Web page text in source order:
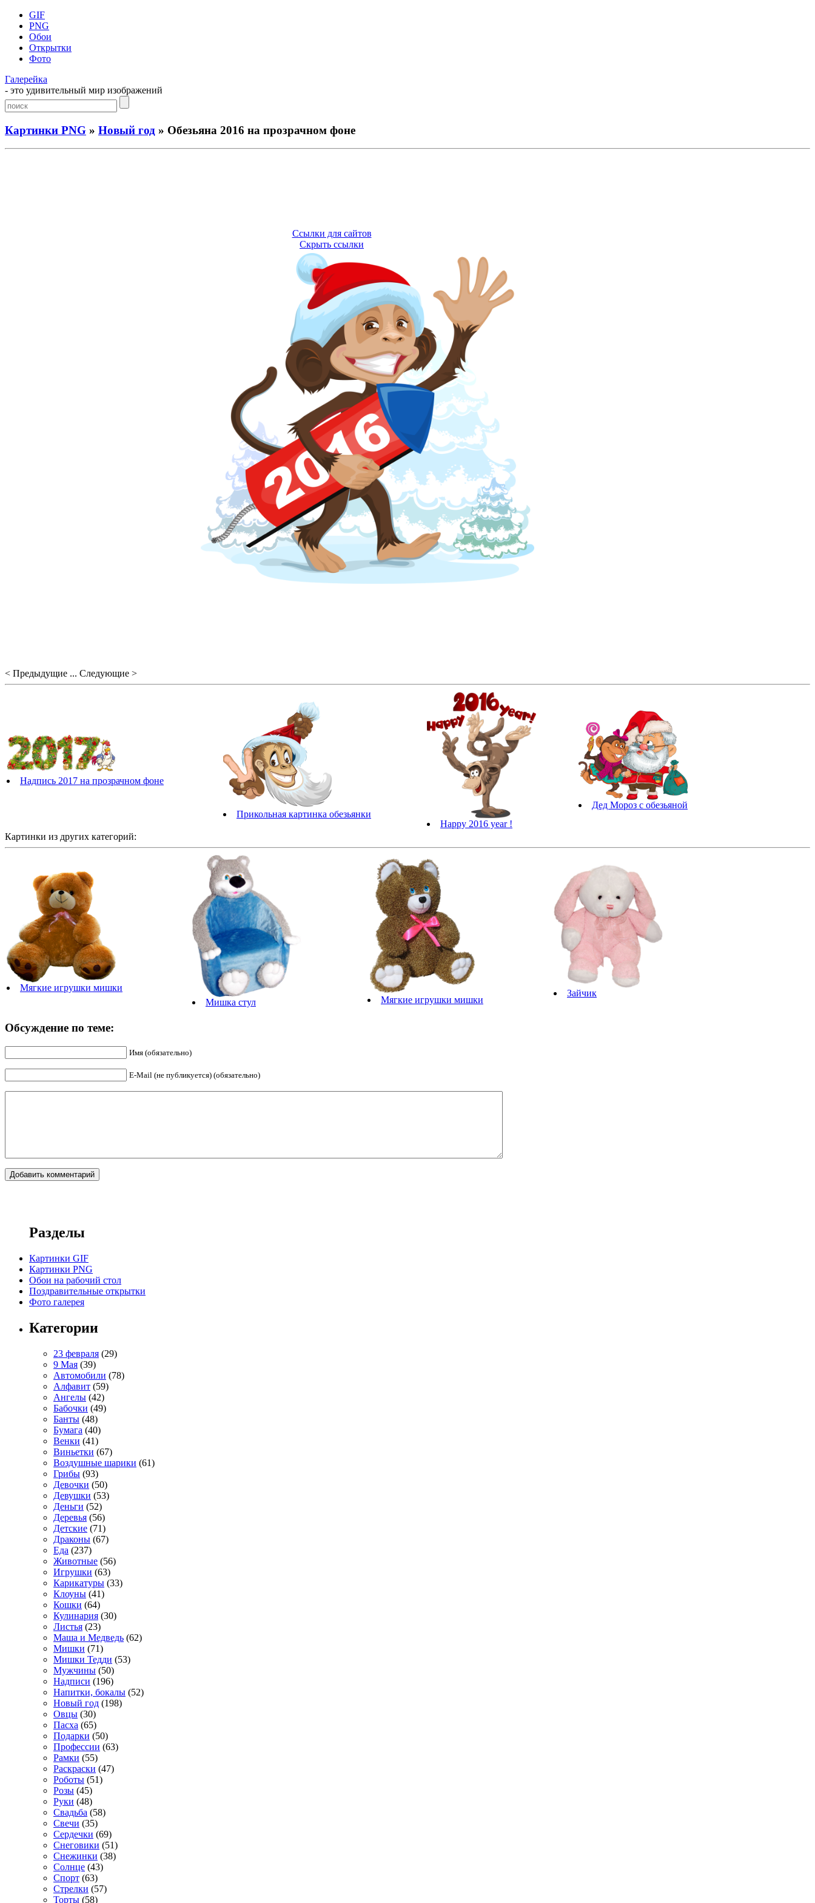
GIF
PNG
Обои
Открытки
Фото
Галерейка
- это удивительный мир изображений
Картинки PNG » Новый год » Обезьяна 2016 на прозрачном фоне
Ссылки для сайтов
Скрыть ссылки
< Предыдущие ... Следующие >
Надпись 2017 на прозрачном фоне
Прикольная картинка обезьянки
Happy 2016 year !
Дед Мороз с обезьяной
Картинки из других категорий:
Мягкие игрушки мишки
Мишка стул
Мягкие игрушки мишки
Зайчик
Обсуждение по теме:
Имя (обязательно)
E-Mail (не публикуется) (обязательно)
Разделы
Картинки GIF
Картинки PNG
Обои на рабочий стол
Поздравительные открытки
Фото галерея
Категории
23 февраля (29)
9 Мая (39)
Автомобили (78)
Алфавит (59)
Ангелы (42)
Бабочки (49)
Банты (48)
Бумага (40)
Венки (41)
Виньетки (67)
Воздушные шарики (61)
Грибы (93)
Девочки (50)
Девушки (53)
Деньги (52)
Деревья (56)
Детские (71)
Драконы (67)
Еда (237)
Животные (56)
Игрушки (63)
Карикатуры (33)
Клоуны (41)
Кошки (64)
Кулинария (30)
Листья (23)
Маша и Медведь (62)
Мишки (71)
Мишки Тедди (53)
Мужчины (50)
Надписи (196)
Напитки, бокалы (52)
Новый год (198)
Овцы (30)
Пасха (65)
Подарки (50)
Профессии (63)
Рамки (55)
Раскраски (47)
Роботы (51)
Розы (45)
Руки (48)
Свадьба (58)
Свечи (35)
Сердечки (69)
Снеговики (51)
Снежинки (38)
Солнце (43)
Спорт (63)
Стрелки (57)
Торты (58)